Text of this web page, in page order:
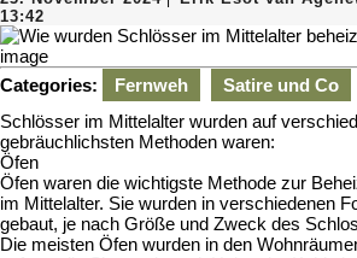
2024
13:42
Categories: Fernweh Satire und Co
Schlösser im Mittelalter wurden auf
gebräuchlichsten Methoden waren:
Öfen
Öfen waren die wichtigste Methode zur
im Mittelalter. Sie wurden in verschiedenen
gebaut, je nach Größe und Zweck des
Die meisten Öfen wurden in den